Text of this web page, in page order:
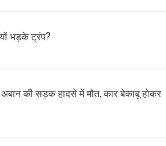
भड़के ट्रंप?
की सड़क हादसे में मौत, कार बेकाबू होकर